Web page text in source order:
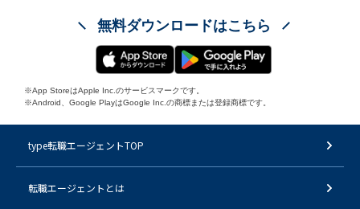
無料ダウンロードはこちら
※App StoreはApple Inc.のサービスマークです。
※Android、Google PlayはGoogle Inc.の商標または登録商標です。
type転職エージェントTOP
転職エージェントとは